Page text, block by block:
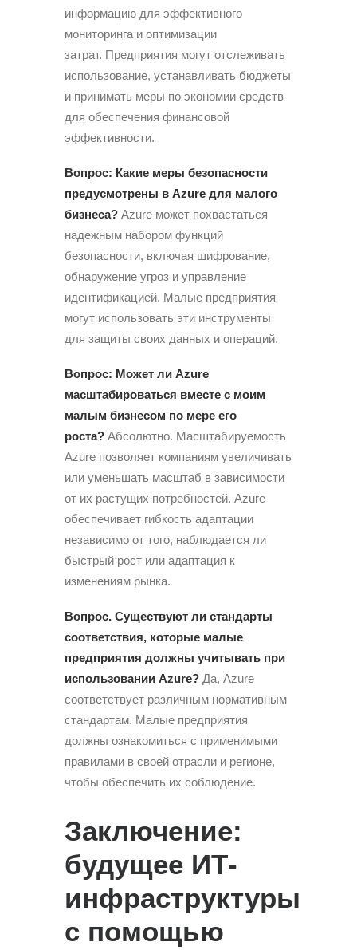
информацию для эффективного
мониторинга и оптимизации
затрат. Предприятия могут отслеживать
использование, устанавливать бюджеты
и принимать меры по экономии средств
для обеспечения финансовой
эффективности.
Вопрос: Какие меры безопасности
предусмотрены в Azure для малого
бизнеса? Azure может похвастаться
надежным набором функций
безопасности, включая шифрование,
обнаружение угроз и управление
идентификацией. Малые предприятия
могут использовать эти инструменты
для защиты своих данных и операций.
Вопрос: Может ли Azure
масштабироваться вместе с моим
малым бизнесом по мере его
роста? Абсолютно. Масштабируемость
Azure позволяет компаниям увеличивать
или уменьшать масштаб в зависимости
от их растущих потребностей. Azure
обеспечивает гибкость адаптации
независимо от того, наблюдается ли
быстрый рост или адаптация к
изменениям рынка.
Вопрос. Существуют ли стандарты
соответствия, которые малые
предприятия должны учитывать при
использовании Azure? Да, Azure
соответствует различным нормативным
стандартам. Малые предприятия
должны ознакомиться с применимыми
правилами в своей отрасли и регионе,
чтобы обеспечить их соблюдение.
Заключение:
будущее ИТ-
инфраструктуры
с помощью